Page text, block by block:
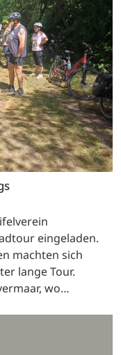
eingeladen.
machten sich
lange Tour.
wo…